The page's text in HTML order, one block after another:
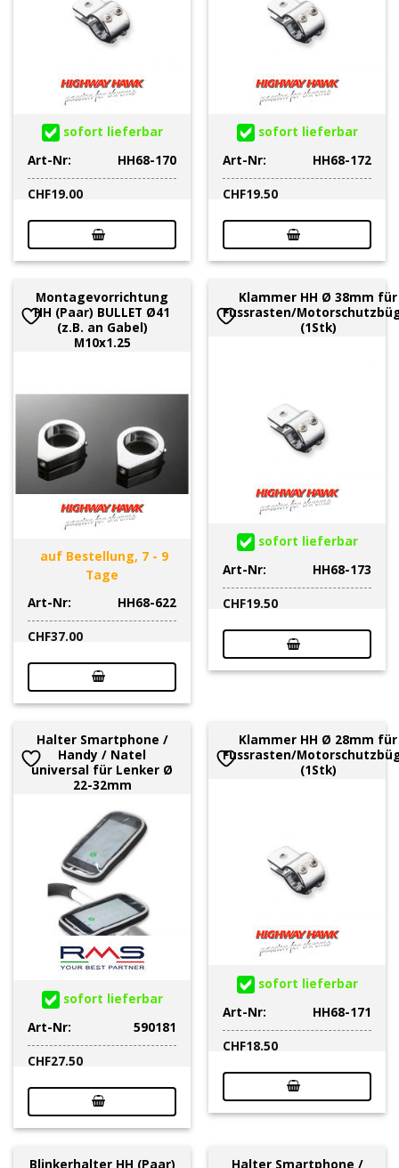
sofort lieferbar
Art-Nr:
HH68-170
CHF19.00
sofort lieferbar
Art-Nr:
HH68-172
CHF19.50
Montagevorrichtung
HH (Paar) BULLET Ø41
(z.B. an Gabel)
M10x1.25
auf Bestellung, 7 - 9
Tage
Art-Nr:
HH68-622
CHF37.00
Klammer HH Ø 38mm für
Fussrasten/
(1Stk)
sofort lieferbar
Art-Nr:
HH68-173
CHF19.50
Halter Smartphone /
Handy / Natel
universal für Lenker Ø
22-32mm
sofort lieferbar
Art-Nr:
590181
CHF27.50
Klammer HH Ø 28mm für
Fussrasten/
(1Stk)
sofort lieferbar
Art-Nr:
HH68-171
CHF18.50
Blinkerhalter HH (Paar) Halter Smartphone /